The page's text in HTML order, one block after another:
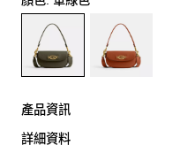
產品資訊
詳細資料